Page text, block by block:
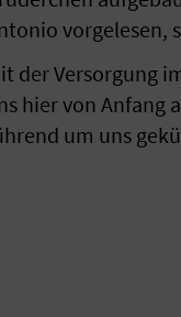
vorgelesen,
der Versorgung
hier von Anfang
um uns